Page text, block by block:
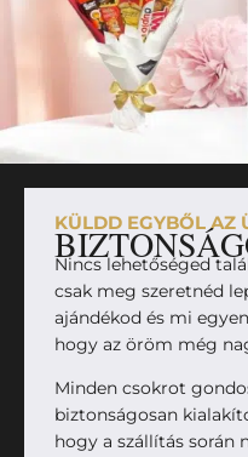
KÜLDD EGYBŐL AZ
Nincs lehetőséged
csak meg szeretnéd
ajándékod és mi
hogy az öröm még
Minden csokrot
biztonságosan
hogy a szállítás során